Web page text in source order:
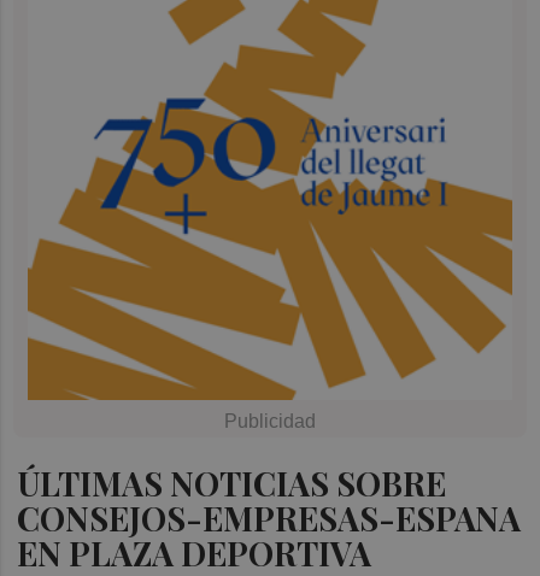
ÚLTIMAS NOTICIAS SOBRE
CONSEJOS-EMPRESAS-ESPANA
EN PLAZA DEPORTIVA